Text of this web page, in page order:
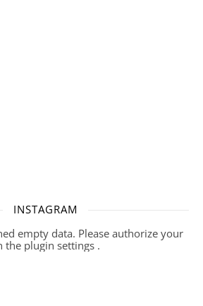
INSTAGRAM
empty data. Please authorize your
the plugin settings .